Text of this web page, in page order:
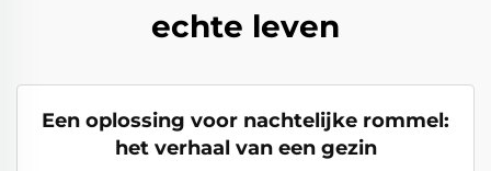
echte leven
Een oplossing voor nachtelijke rommel:
het verhaal van een gezin